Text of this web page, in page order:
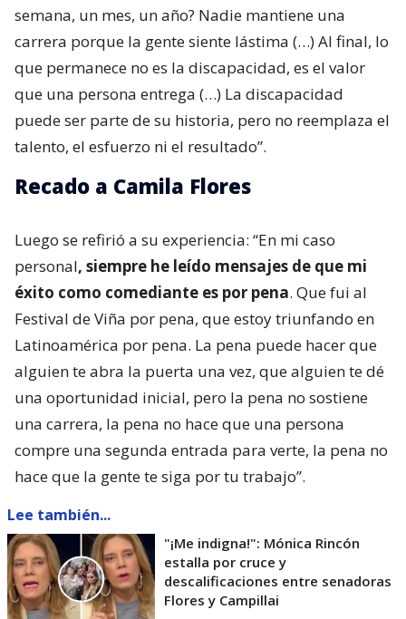
semana, un mes, un año? Nadie mantiene una
carrera porque la gente siente lástima (…) Al final, lo
que permanece no es la discapacidad, es el valor
que una persona entrega (…) La discapacidad
puede ser parte de su historia, pero no reemplaza el
talento, el esfuerzo ni el resultado”.
Recado a Camila Flores
Luego se refirió a su experiencia: “En mi caso
personal, siempre he leído mensajes de que mi
éxito como comediante es por pena. Que fui al
Festival de Viña por pena, que estoy triunfando en
Latinoamérica por pena. La pena puede hacer que
alguien te abra la puerta una vez, que alguien te dé
una oportunidad inicial, pero la pena no sostiene
una carrera, la pena no hace que una persona
compre una segunda entrada para verte, la pena no
hace que la gente te siga por tu trabajo”.
Lee también...
"¡Me indigna!": Mónica Rincón
estalla por cruce y
descalificaciones entre senadoras
Flores y Campillai